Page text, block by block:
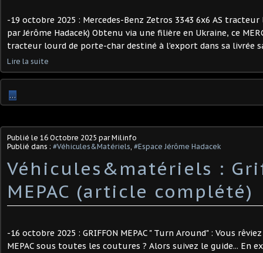
-19 octobre 2025 : Mercedes-Benz Zetros 3343 6x6 AS
par Jérôme Hadacek) Obtenu via une filière en Ukraine, ce
tracteur lourd de porte-char destiné à l’export dans sa livrée
Lire la suite
…
Publié le 16 Octobre 2025 par Milinfo
Publié dans : #Véhicules&Matériels, #Espace Jérôme Hadacek
Véhicules&matériels :
MEPAC (article complété)
-16 octobre 2025 : GRIFFON MEPAC " Turn Around" : Vous
MEPAC sous toutes les coutures ? Alors suivez le guide... En